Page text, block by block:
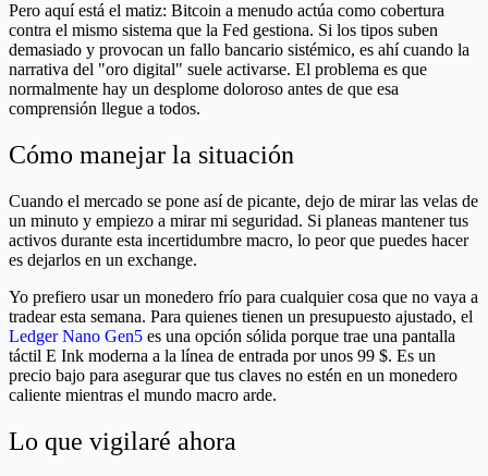
Pero aquí está el matiz: Bitcoin a menudo actúa como cobertura
contra el mismo sistema que la Fed gestiona. Si los tipos suben
demasiado y provocan un fallo bancario sistémico, es ahí cuando la
narrativa del "oro digital" suele activarse. El problema es que
normalmente hay un desplome doloroso antes de que esa
comprensión llegue a todos.
Cómo manejar la situación
Cuando el mercado se pone así de picante, dejo de mirar las velas de
un minuto y empiezo a mirar mi seguridad. Si planeas mantener tus
activos durante esta incertidumbre macro, lo peor que puedes hacer
es dejarlos en un exchange.
Yo prefiero usar un monedero frío para cualquier cosa que no vaya a
tradear esta semana. Para quienes tienen un presupuesto ajustado, el
Ledger Nano Gen5 es una opción sólida porque trae una pantalla
táctil E Ink moderna a la línea de entrada por unos 99 $. Es un
precio bajo para asegurar que tus claves no estén en un monedero
caliente mientras el mundo macro arde.
Lo que vigilaré ahora